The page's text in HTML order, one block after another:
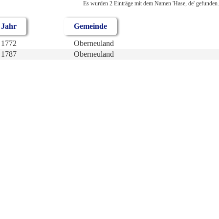
Es wurden 2 Einträge mit dem Namen 'Hase, de' gefunden.
Jahr Gemeinde
1772
Oberneuland
1787 Oberneuland